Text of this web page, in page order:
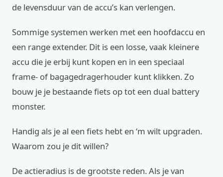
de levensduur van de accu’s kan verlengen.
Sommige systemen werken met een hoofdaccu en
een range extender. Dit is een losse, vaak kleinere
accu die je erbij kunt kopen en in een speciaal
frame- of bagagedragerhouder kunt klikken. Zo
bouw je je bestaande fiets op tot een dual battery
monster.
Handig als je al een fiets hebt en ‘m wilt upgraden.
Waarom zou je dit willen?
De actieradius is de grootste reden. Als je van